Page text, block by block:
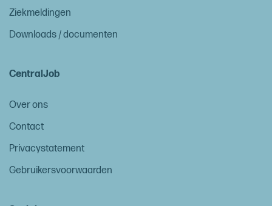
Ziekmeldingen
Downloads / documenten
CentralJob
Over ons
Contact
Privacystatement
Gebruikersvoorwaarden